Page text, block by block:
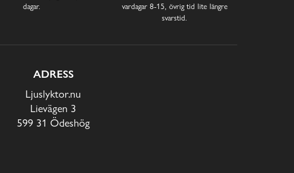
dagar.
vardagar 8-15, övrig tid lite längre
svarstid.
ADRESS
Ljuslyktor.nu
Lievägen 3
599 31 Ödeshög